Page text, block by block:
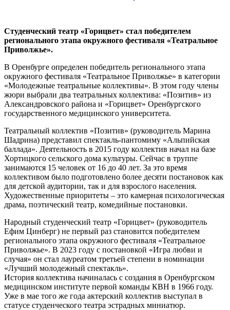
Студенческий театр «Горицвет» стал победителем
регионального этапа окружного фестиваля «Театральное
Приволжье».
В Оренбурге определен победитель регионального этапа
окружного фестиваля «Театральное Приволжье» в категории
«Молодежные театральные коллективы». В этом году члены
жюри выбрали два театральных коллектива: «Позитив» из
Александровского района и «Горицвет» Оренбургского
государственного медицинского университета.
Театральный коллектив «Позитив» (руководитель Марина
Шадрина) представил спектакль-пантомиму «Альпийская
баллада». Деятельность в 2015 году коллектив начал на базе
Хортицкого сельского дома культуры. Сейчас в труппе
занимаются 15 человек от 16 до 40 лет. За это время
коллективом было подготовлено более десяти постановок как
для детской аудитории, так и для взрослого населения.
Художественные приоритеты – это камерная психологическая
драма, поэтический театр, комедийные постановки.
Народный студенческий театр «Горицвет» (руководитель
Ефим Цинберг) не первый раз становится победителем
регионального этапа окружного фестиваля «Театральное
Приволжье». В 2023 году с постановкой «Игра любви и
случая» он стал лауреатом третьей степени в номинации
«Лучший молодежный спектакль».
История коллектива начиналась с создания в Оренбургском
медицинском институте первой команды КВН в 1966 году.
Уже в мае того же года актерский коллектив выступал в
статусе студенческого театра эстрадных миниатюр.